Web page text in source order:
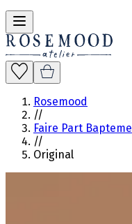
Rosemood
//
Faire Part Bapteme
//
Original